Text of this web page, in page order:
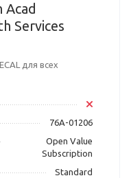
Acad
Services
для всех
76A-01206
Open Value
Subscription
Standard